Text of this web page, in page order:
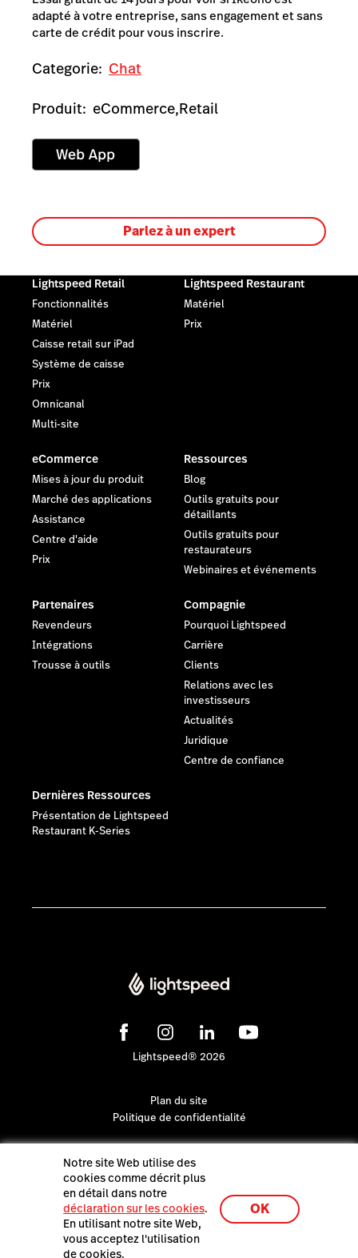
adapté à votre entreprise, sans engagement et sans
carte de crédit pour vous inscrire.
Categorie: Chat
Produit: eCommerce,Retail
Parlez à un expert
Lightspeed Retail
Fonctionnalités
Matériel
Caisse retail sur iPad
Système de caisse
Prix
Omnicanal
Multi-site
Lightspeed Restaurant
Matériel
Prix
eCommerce
Mises à jour du produit
Marché des applications
Assistance
Centre d'aide
Prix
Ressources
Blog
Outils gratuits pour
détaillants
Outils gratuits pour
restaurateurs
Webinaires et événements
Partenaires
Revendeurs
Intégrations
Trousse à outils
Compagnie
Pourquoi Lightspeed
Carrière
Clients
Relations avec les
investisseurs
Actualités
Juridique
Centre de confiance
Dernières Ressources
Présentation de Lightspeed
Restaurant K-Series
Lightspeed® 2026
Plan du site
Politique de confidentialité
Notre site Web utilise des
cookies comme décrit plus
en détail dans notre
déclaration sur les cookies.
En utilisant notre site Web,
vous acceptez l'utilisation
de cookies.
OK